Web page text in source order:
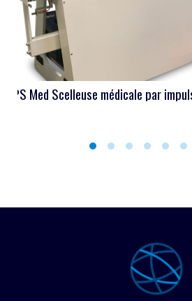
Med Scelleuse médicale par impulsion